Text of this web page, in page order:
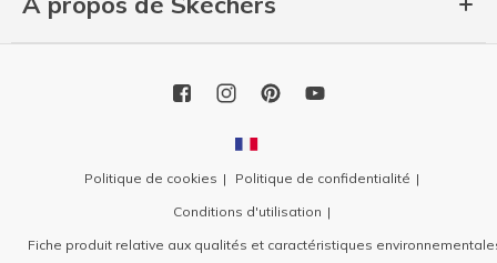
Politique de cookies
Politique de confidentialité
Conditions d'utilisation
Fiche produit relative aux qualités et caractéristiques